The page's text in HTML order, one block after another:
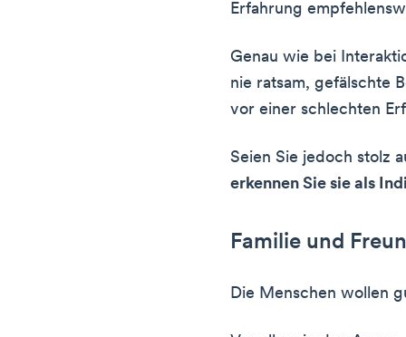
Erfahrung
Genau wie bei
nie ratsam, gefälschte
vor einer schlechten
Seien Sie jedoch stolz
erkennen Sie sie als
Familie und
Die Menschen wollen